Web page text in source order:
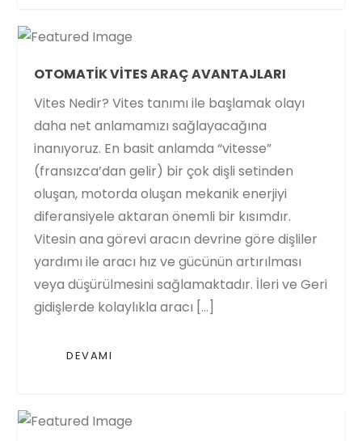
OTOMATIK VITES ARAÇ AVANTAJLARI
Vites Nedir? Vites tanımı ile başlamak olayı
daha net anlamamızı sağlayacağına
inanıyoruz. En basit anlamda “vitesse”
(fransızca’dan gelir) bir çok dişli setinden
oluşan, motorda oluşan mekanik enerjiyi
diferansiyele aktaran önemli bir kısımdır.
Vitesin ana görevi aracın devrine göre dişliler
yardımı ile aracı hız ve gücünün artırılması
veya düşürülmesini sağlamaktadır. İleri ve Geri
gidişlerde kolaylıkla aracı […]
DEVAMI